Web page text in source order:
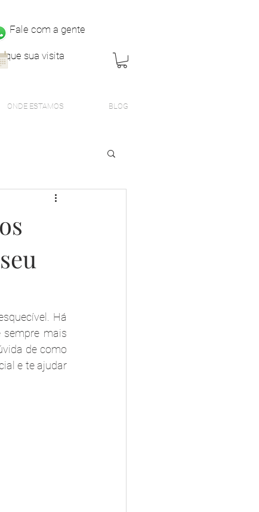
Fale com a gente
sua visita
ONDE ESTAMOS BLOG
Há
mais
de como
e te ajudar